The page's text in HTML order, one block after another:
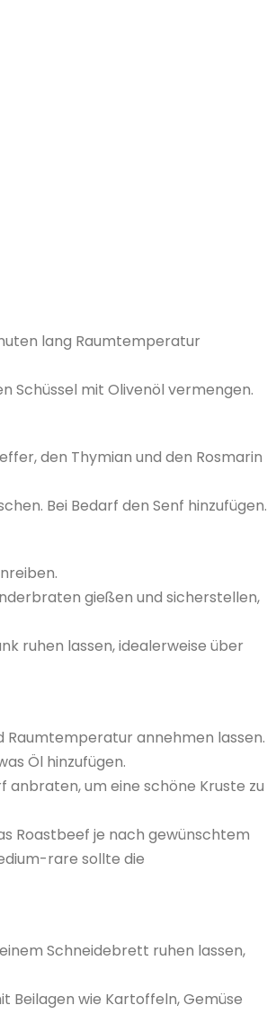
lang Raumtemperatur
Schüssel mit Olivenöl vermengen.
den Thymian und den Rosmarin
Bei Bedarf den Senf hinzufügen.
gießen und sicherstellen,
ruhen lassen, idealerweise über
Raumtemperatur annehmen lassen.
Öl hinzufügen.
anbraten, um eine schöne Kruste zu
Roastbeef je nach gewünschtem
rare sollte die
Schneidebrett ruhen lassen,
Beilagen wie Kartoffeln, Gemüse